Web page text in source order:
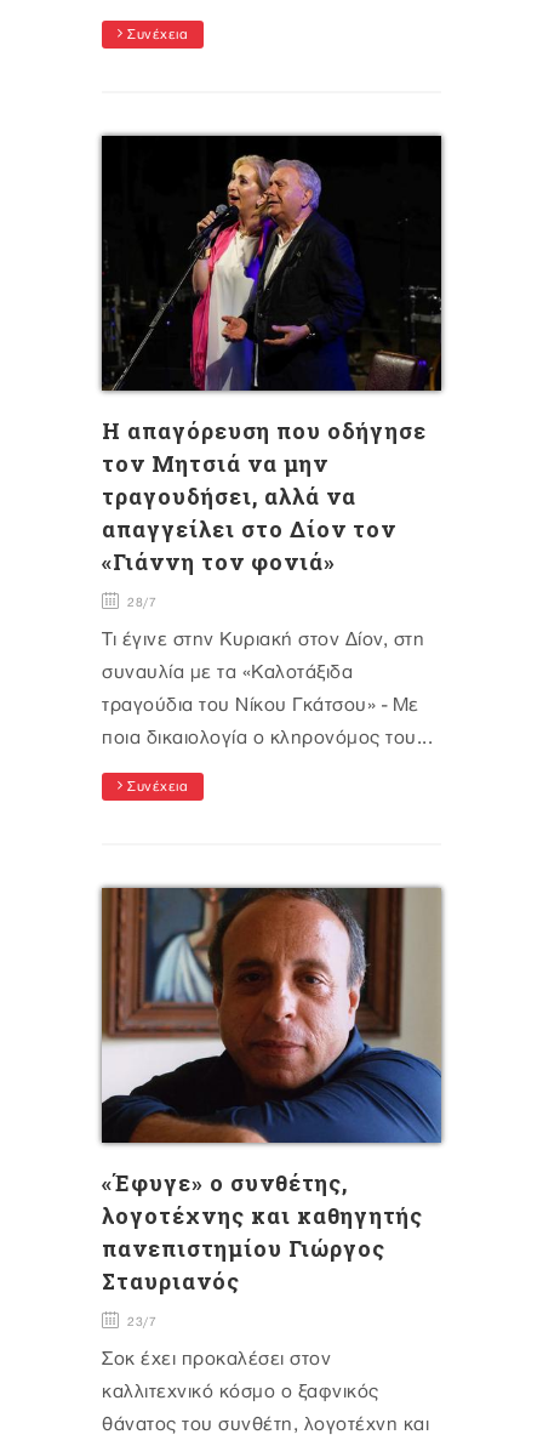
Συνέχεια
Η απαγόρευση που οδήγησε
τον Μητσιά να μην
τραγουδήσει, αλλά να
απαγγείλει στο Δίον τον
«Γιάννη τον φονιά»
28/7
Τι έγινε στην Κυριακή στον Δίον, στη
συναυλία με τα «Καλοτάξιδα
τραγούδια του Νίκου Γκάτσου» - Με
ποια δικαιολογία ο κληρονόμος του...
Συνέχεια
«Έφυγε» ο συνθέτης,
λογοτέχνης και καθηγητής
πανεπιστημίου Γιώργος
Σταυριανός
23/7
Σοκ έχει προκαλέσει στον
καλλιτεχνικό κόσμο ο ξαφνικός
θάνατος του συνθέτη, λογοτέχνη και